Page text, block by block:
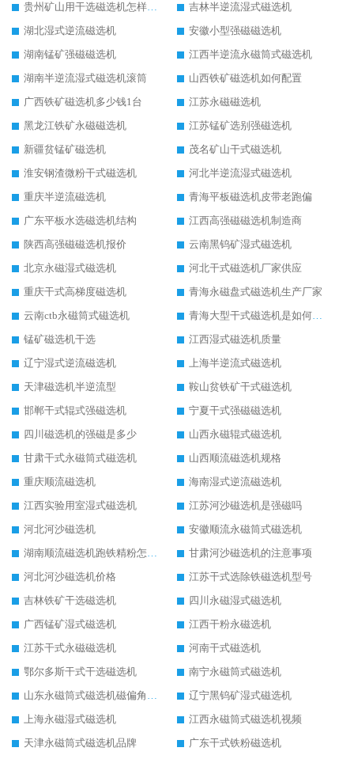
贵州矿山用干选磁选机怎样调磁
吉林半逆流湿式磁选机
湖北湿式逆流磁选机
安徽小型强磁磁选机
湖南锰矿强磁磁选机
江西半逆流永磁筒式磁选机
湖南半逆流湿式磁选机滚筒
山西铁矿磁选机如何配置
广西铁矿磁选机多少钱1台
江苏永磁磁选机
黑龙江铁矿永磁磁选机
江苏锰矿选别强磁选机
新疆贫锰矿磁选机
茂名矿山干式磁选机
淮安钢渣微粉干式磁选机
河北半逆流湿式磁选机
重庆半逆流磁选机
青海平板磁选机皮带老跑偏
广东平板水选磁选机结构
江西高强磁磁选机制造商
陕西高强磁磁选机报价
云南黑钨矿湿式磁选机
北京永磁湿式磁选机
河北干式磁选机厂家供应
重庆干式高梯度磁选机
青海永磁盘式磁选机生产厂家
云南ctb永磁筒式磁选机
青海大型干式磁选机是如何选矿的
锰矿磁选机干选
江西湿式磁选机质量
辽宁湿式逆流磁选机
上海半逆流式磁选机
天津磁选机半逆流型
鞍山贫铁矿干式磁选机
邯郸干式辊式强磁选机
宁夏干式强磁磁选机
四川磁选机的强磁是多少
山西永磁辊式磁选机
甘肃干式永磁筒式磁选机
山西顺流磁选机规格
重庆顺流磁选机
海南湿式逆流磁选机
江西实验用室湿式磁选机
江苏河沙磁选机是强磁吗
河北河沙磁选机
安徽顺流永磁筒式磁选机
湖南顺流磁选机跑铁精粉怎么处理
甘肃河沙磁选机的注意事项
河北河沙磁选机价格
江苏干式选除铁磁选机型号
吉林铁矿干选磁选机
四川永磁湿式磁选机
广西锰矿湿式磁选机
江西干粉永磁选机
江苏干式永磁磁选机
河南干式磁选机
鄂尔多斯干式干选磁选机
南宁永磁筒式磁选机
山东永磁筒式磁选机磁偏角怎么调整
辽宁黑钨矿湿式磁选机
上海永磁湿式磁选机
江西永磁筒式磁选机视频
天津永磁筒式磁选机品牌
广东干式铁粉磁选机